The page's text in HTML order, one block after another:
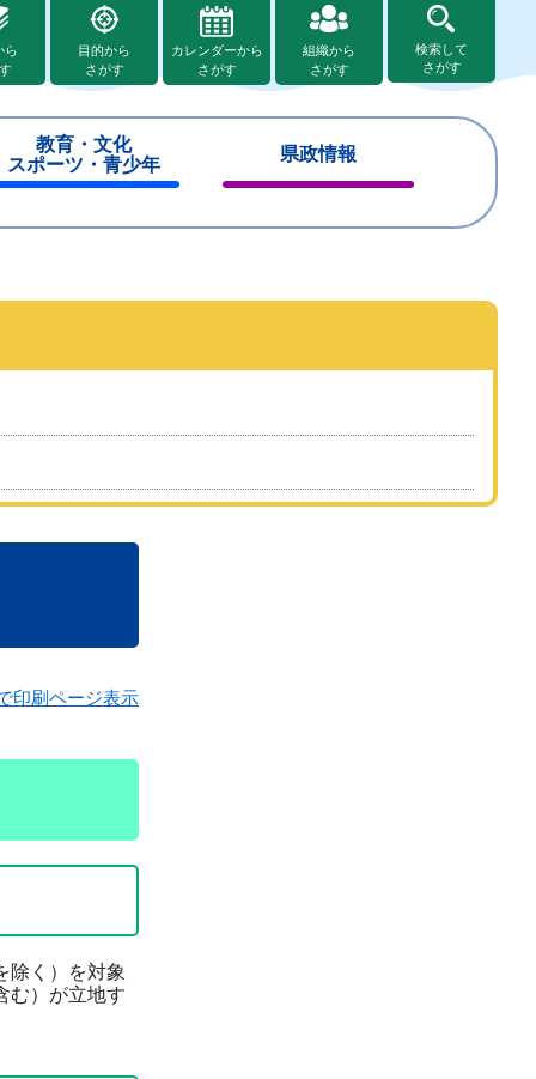
ら
目的から
さがす
カレンダーから
さがす
組織から
さがす
検索して
さがす
教育・文化
スポーツ・青少年
県政情報
じ
印刷ページ表示
除く）を対象
む）が立地す